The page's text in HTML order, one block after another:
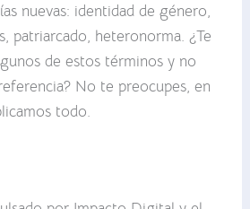
nuevas: identidad de género,
patriarcado, heteronorma. ¿Te
de estos términos y no
No te preocupes, en
todo.